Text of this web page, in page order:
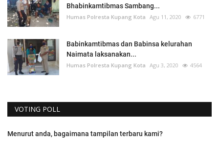
Bhabinkamtibmas Sambang...
Humas Polresta Kupang Kota Agu 11, 2020 6771
Babinkamtibmas dan Babinsa kelurahan
Naimata laksanakan...
Humas Polresta Kupang Kota Agu 3, 2020 4564
VOTING POLL
Menurut anda, bagaimana tampilan terbaru kami?